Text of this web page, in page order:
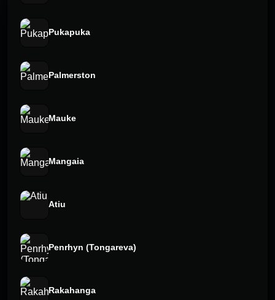
Pukapuka
Palmerston
Mauke
Mangaia
Atiu
Penrhyn (Tongareva)
Rakahanga